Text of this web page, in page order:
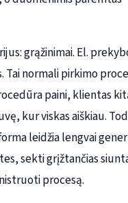
grąžinimai. El.
Tai normali pirkimo
paini, klientas
kur viskas aiškiau.
leidžia lengvai
sekti grįžtančias
procesą.